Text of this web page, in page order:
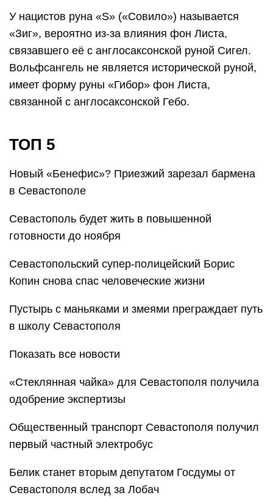
У нацистов руна «S» («Совило») называется
«Зиг», вероятно из-за влияния фон Листа,
связавшего её с англосаксонской руной Сигел.
Вольфсангель не является исторической руной,
имеет форму руны «Гибор» фон Листа,
связанной с англосаксонской Гебо.
ТОП 5
Новый «Бенефис»? Приезжий зарезал бармена
в Севастополе
Севастополь будет жить в повышенной
готовности до ноября
Севастопольский супер-полицейский Борис
Копин снова спас человеческие жизни
Пустырь с маньяками и змеями преграждает путь
в школу Севастополя
Показать все новости
«Стеклянная чайка» для Севастополя получила
одобрение экспертизы
Общественный транспорт Севастополя получил
первый частный электробус
Белик станет вторым депутатом Госдумы от
Севастополя вслед за Лобач